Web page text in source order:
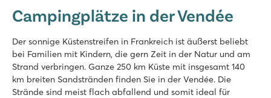
Frankreich - Mittelfrankreich - Vendée - Saint Jean de Monts
Cooler Pool mit coolen Rutschen und Spacebowl!
Kurzer Spaziergang zum schönen Sandstrand
Viel Unterhaltung in der Hochsaison
Campingplätze in der Vendée
Der sonnige Küstenstreifen in Frankreich ist äußerst beliebt
bei Familien mit Kindern, die gern Zeit in der Natur und am
Strand verbringen. Ganze 250 km Küste mit insgesamt 140
km breiten Sandstränden finden Sie in der Vendée. Die
Strände sind meist flach abfallend und somit ideal für